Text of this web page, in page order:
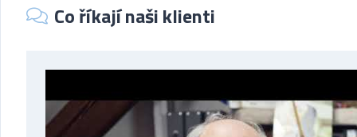
Co říkají naši klienti